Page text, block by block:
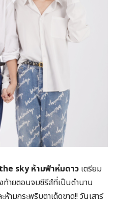
sky ห้ามฟ้าห่มดาว เตรียม
ท้ายตอนจบซีรีส์ที่เป็นตำนาน
มกระพริบตาเด็ดขาด!! วันเสาร์